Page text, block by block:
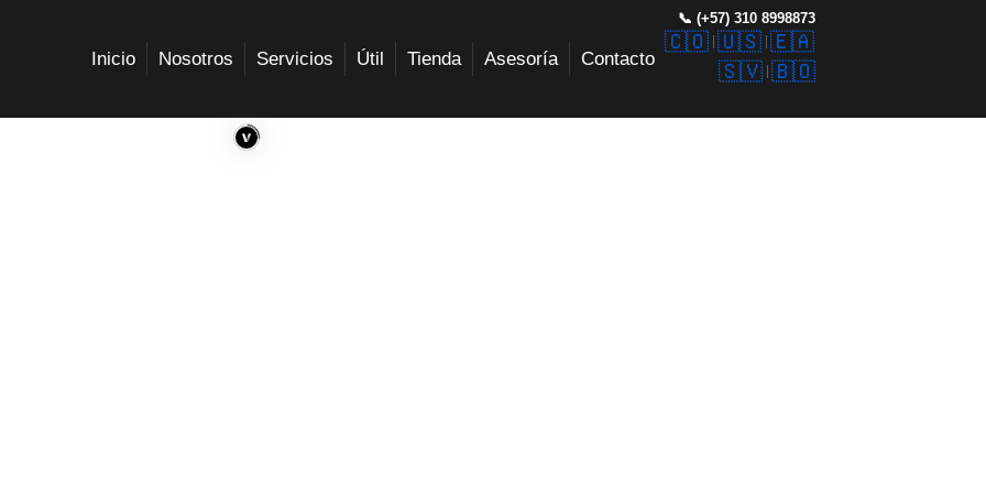
Inicio Nosotros Servicios Útil Tienda Asesoría Contacto
🇨🇴 🇺🇸 🇪🇦
🇸🇻 🇧🇴
📞 (+57) 310 8998873